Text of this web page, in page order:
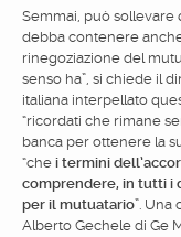
Semmai, può
debba contenere
rinegoziazione del
senso ha”, si chiede il
italiana interpellato
“ricordati che rimane
banca per ottenere la
“che i termini
comprendere, in tutti i
per il mutuatario”.
Alberto Gechele di Ge